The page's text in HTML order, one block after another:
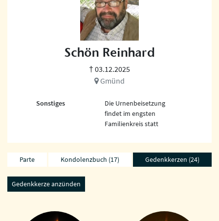
Schön Reinhard
† 03.12.2025
Gmünd
Sonstiges
Die Urnenbeisetzung
findet im engsten
Familienkreis statt
Parte Kondolenzbuch (17) Gedenkkerzen (24)